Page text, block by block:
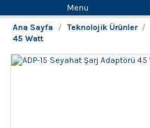
Menu
Ana Sayfa
Teknolojik Ürünler
45 Watt